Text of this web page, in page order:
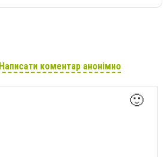
Написати коментар анонімно
🙂